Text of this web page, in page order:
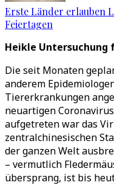
Erste Länder erlauben
Feiertagen
Heikle Untersuchung
Die seit Monaten
anderem
Tiererkrankungen
neuartigen
aufgetreten war das
zentralchinesischen
der ganzen Welt
– vermutlich
übersprang, ist bis